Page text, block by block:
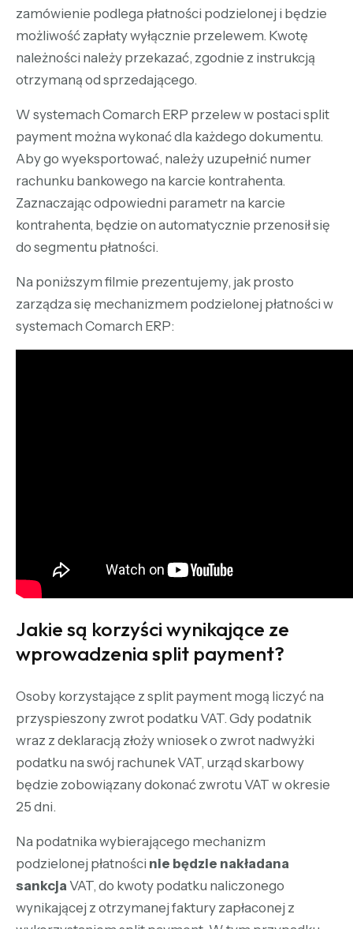
zamówienie podlega płatności podzielonej i będzie
możliwość zapłaty wyłącznie przelewem. Kwotę
należności należy przekazać, zgodnie z instrukcją
otrzymaną od sprzedającego.
W systemach Comarch ERP przelew w postaci split
payment można wykonać dla każdego dokumentu.
Aby go wyeksportować, należy uzupełnić numer
rachunku bankowego na karcie kontrahenta.
Zaznaczając odpowiedni parametr na karcie
kontrahenta, będzie on automatycznie przenosił się
do segmentu płatności.
Na poniższym filmie prezentujemy, jak prosto
zarządza się mechanizmem podzielonej płatności w
systemach Comarch ERP:
Jakie są korzyści wynikające ze
wprowadzenia split payment?
Osoby korzystające z split payment mogą liczyć na
przyspieszony zwrot podatku VAT. Gdy podatnik
wraz z deklaracją złoży wniosek o zwrot nadwyżki
podatku na swój rachunek VAT, urząd skarbowy
będzie zobowiązany dokonać zwrotu VAT w okresie
25 dni.
Na podatnika wybierającego mechanizm
podzielonej płatności nie będzie nakładana
sankcja VAT, do kwoty podatku naliczonego
wynikającej z otrzymanej faktury zapłaconej z